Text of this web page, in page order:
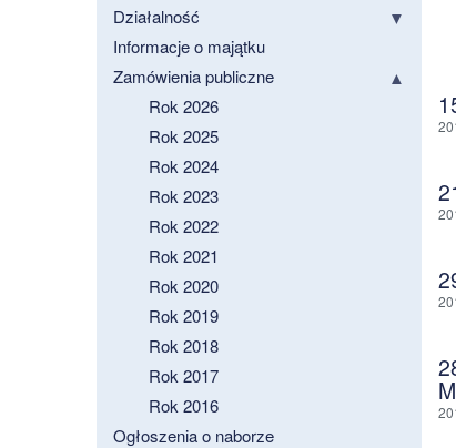
Działalność
Informacje o majątku
Zamówienia publiczne
Rok 2026
Rok 2025
Rok 2024
Rok 2023
Rok 2022
Rok 2021
Rok 2020
Rok 2019
Rok 2018
Rok 2017
Rok 2016
Ogłoszenia o naborze